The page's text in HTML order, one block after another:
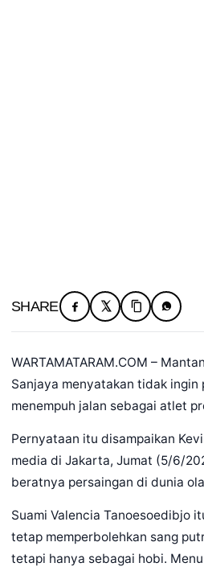
SHARE
WARTAMATARAM.COM –
Sanjaya menyatakan tidak
menempuh jalan sebagai atlet
Pernyataan itu disampaikan
media di Jakarta, Jumat (5/6/
beratnya persaingan di dunia
Suami Valencia Tanoesoedibjo
tetap memperbolehkan sang
tetapi hanya sebagai hobi.